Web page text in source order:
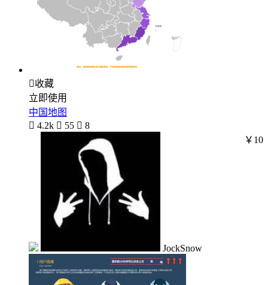
收藏
立即使用
中国地图
 4.2k  55  8
JockSnow
￥10